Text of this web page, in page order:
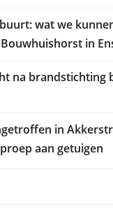
wat we
in
na brandstichting
in
aan getuigen